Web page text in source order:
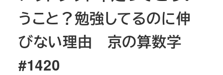
うこと？勉強してるのに伸
びない理由 京の算数学
#1420